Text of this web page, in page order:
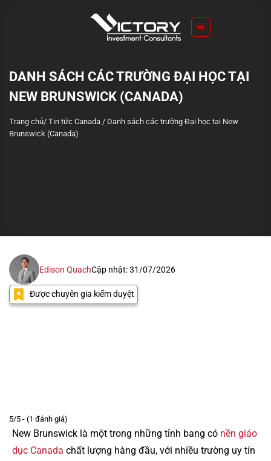
DANH SÁCH CÁC TRƯỜNG ĐẠI HỌC TẠI
NEW BRUNSWICK (CANADA)
Trang chủ/ Tin tức Canada / Danh sách các trường Đại học tại New
Brunswick (Canada)
Edison QuachCập nhật: 31/07/2026
Được chuyên gia kiểm duyệt
5/5 - (1 đánh giá)
New Brunswick là một trong những tỉnh bang có nền giáo
dục Canada chất lượng hàng đầu, với nhiều trường uy tín